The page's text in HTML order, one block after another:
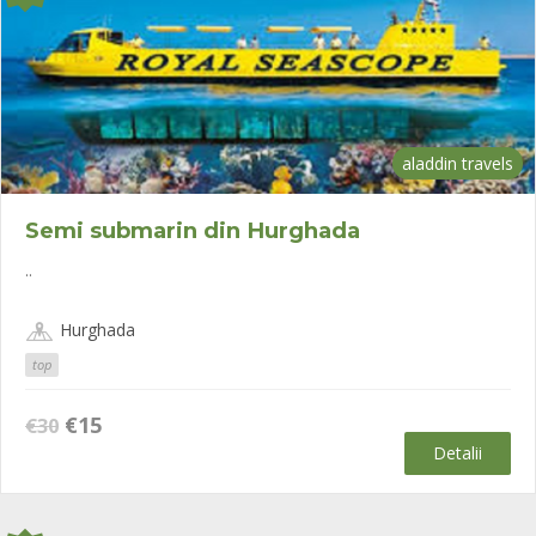
aladdin travels
Semi submarin din Hurghada
..
Hurghada
top
€30 Prețul
fost:
€15Prețul
€15.
Detalii